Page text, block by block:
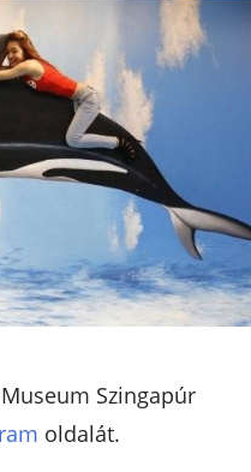
Szingapúr
oldalát.